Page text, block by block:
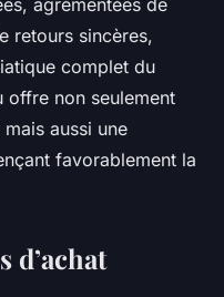
agrémentées de
retours sincères,
complet du
non seulement
aussi une
favorablement la
d’achat